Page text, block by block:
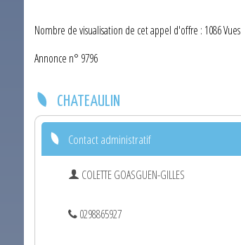
Nombre de visualisation de cet appel d'offre : 1086 Vues
Annonce n° 9796
CHATEAULIN
Contact administratif
COLETTE GOASGUEN-GILLES
0298865927